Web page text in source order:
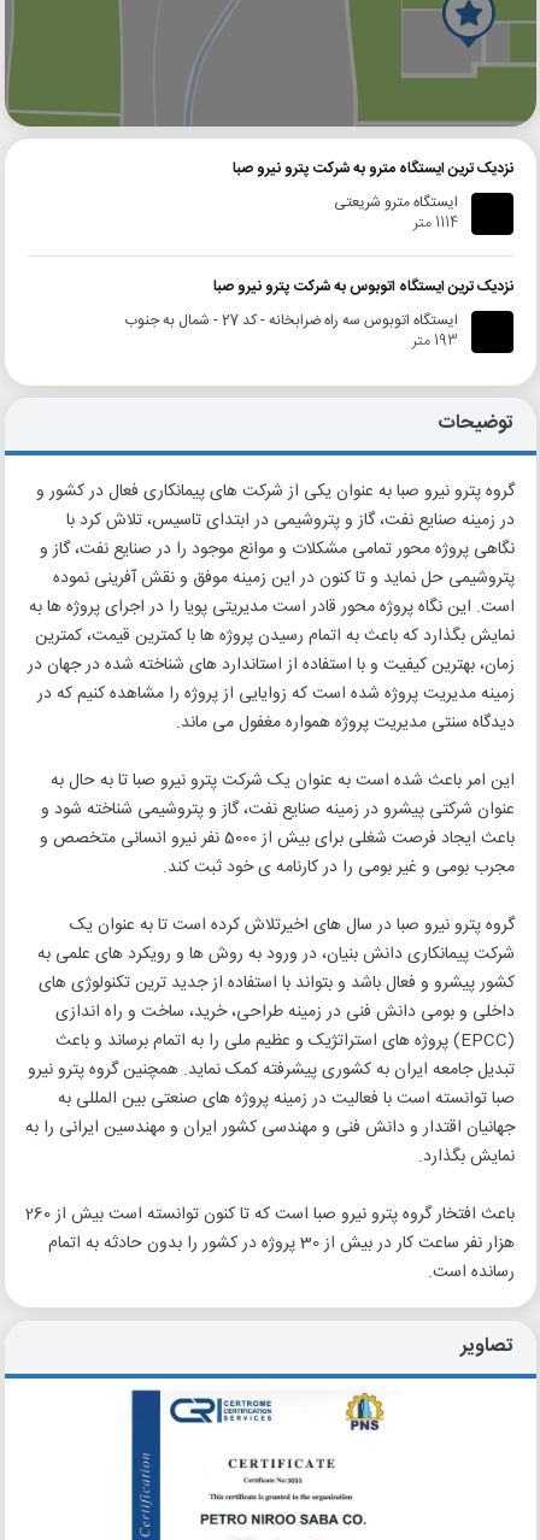
گوگل
نزدیک ترین ایستگاه مترو به شرکت پترو نیرو صبا
ایستگاه مترو شریعتی
1114 متر
نزدیک ترین ایستگاه اتوبوس به شرکت پترو نیرو صبا
ایستگاه اتوبوس سه راه ضرابخانه - کد 27 - شمال به جنوب
193 متر
توضیحات
گروه پترو نیرو صبا به عنوان یکی از شرکت های پیمانکاری فعال در کشور و
در زمینه صنایع نفت، گاز و پتروشیمی در ابتدای تاسیس، تلاش کرد با
نگاهی پروژه محور تمامی مشکلات و موانع موجود را در صنایع نفت، گاز و
پتروشیمی حل نماید و تا کنون در این زمینه موفق و نقش آفرینی نموده
است. این نگاه پروژه محور قادر است مدیریتی پویا را در اجرای پروژه ها به
نمایش بگذارد که باعث به اتمام رسیدن پروژه ها با کمترین قیمت، کمترین
زمان، بهترین کیفیت و با استفاده از استاندارد های شناخته شده در جهان در
زمینه مدیریت پروژه شده است که زوایایی از پروژه را مشاهده کنیم که در
دیدگاه سنتی مدیریت پروژه همواره مغفول می ماند.
این امر باعث شده است به عنوان یک شرکت پترو نیرو صبا تا به حال به
عنوان شرکتی پیشرو در زمینه صنایع نفت، گاز و پتروشیمی شناخته شود و
باعث ایجاد فرصت شغلی برای بیش از 5000 نفر نیرو انسانی متخصص و
مجرب بومی و غیر بومی را در کارنامه ی خود ثبت کند.
گروه پترو نیرو صبا در سال های اخیرتلاش کرده است تا به عنوان یک
شرکت پیمانکاری دانش بنیان، در ورود به روش ها و رویکرد های علمی به
کشور پیشرو و فعال باشد و بتواند با استفاده از جدید ترین تکنولوژی های
داخلی و بومی دانش فنی در زمینه طراحی، خرید، ساخت و راه اندازی
(EPCC) پروژه های استراتژیک و عظیم ملی را به اتمام برساند و باعث
تبدیل جامعه ایران به کشوری پیشرفته کمک نماید. همچنین گروه پترو نیرو
صبا توانسته است با فعالیت در زمینه پروژه های صنعتی بین المللی به
جهانیان اقتدار و دانش فنی و مهندسی کشور ایران و مهندسین ایرانی را به
نمایش بگذارد.
باعث افتخار گروه پترو نیرو صبا است که تا کنون توانسته است بیش از 260
هزار نفر ساعت کار در بیش از 30 پروژه در کشور را بدون حادثه به اتمام
رسانده است.
تصاویر